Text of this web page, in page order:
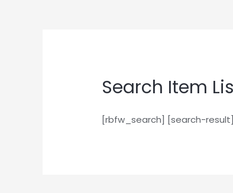
Search Item
[rbfw_search] [search-result]